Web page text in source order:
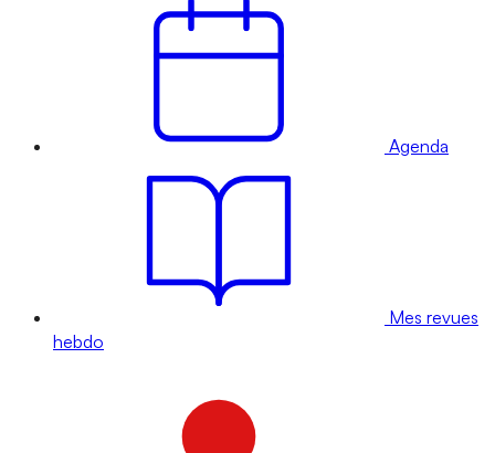
Agenda
Mes revues
hebdo